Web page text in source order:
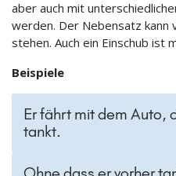
aber auch mit
werden. Der Nebensatz
stehen. Auch ein Einschub ist
Beispiele
Er fährt mit dem Auto,
tankt.